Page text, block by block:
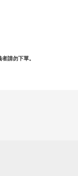
請勿下單。